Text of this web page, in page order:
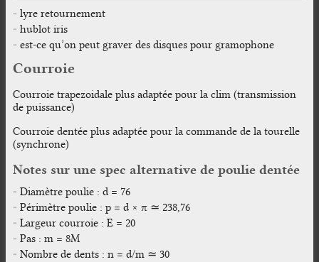
lyre retournement
hublot iris
est-ce qu’on peut graver des disques pour gramophone
Courroie
Courroie trapezoidale plus adaptée pour la clim (transmission
de puissance)
Courroie dentée plus adaptée pour la commande de la tourelle
(synchrone)
Notes sur une spec alternative de poulie dentée
Diamètre poulie : d = 76
Périmètre poulie : p = d × π ≃ 238,76
Largeur courroie : E = 20
Pas : m = 8M
Nombre de dents : n = d/m ≃ 30